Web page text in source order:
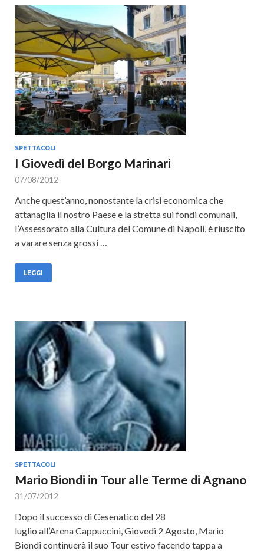
SPETTACOLI
I Giovedì del Borgo Marinari
07/08/2012
Anche quest’anno, nonostante la crisi economica che
attanaglia il nostro Paese e la stretta sui fondi comunali,
l’Assessorato alla Cultura del Comune di Napoli, è riuscito
a varare senza grossi …
LEGGI
SPETTACOLI
Mario Biondi in Tour alle Terme di Agnano
31/07/2012
Dopo il successo di Cesenatico del 28
luglio all’Arena Cappuccini, Giovedì 2 Agosto, Mario
Biondi continuerà il suo Tour estivo facendo tappa a